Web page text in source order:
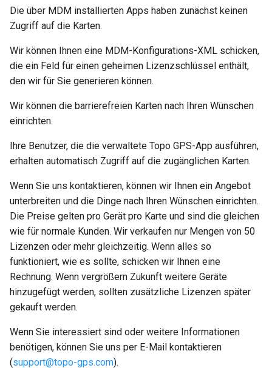
Die über MDM installierten Apps haben zunächst keinen
Zugriff auf die Karten.
Wir können Ihnen eine MDM-Konfigurations-XML schicken,
die ein Feld für einen geheimen Lizenzschlüssel enthält,
den wir für Sie generieren können.
Wir können die barrierefreien Karten nach Ihren Wünschen
einrichten.
Ihre Benutzer, die die verwaltete Topo GPS-App ausführen,
erhalten automatisch Zugriff auf die zugänglichen Karten.
Wenn Sie uns kontaktieren, können wir Ihnen ein Angebot
unterbreiten und die Dinge nach Ihren Wünschen einrichten.
Die Preise gelten pro Gerät pro Karte und sind die gleichen
wie für normale Kunden. Wir verkaufen nur Mengen von 50
Lizenzen oder mehr gleichzeitig. Wenn alles so
funktioniert, wie es sollte, schicken wir Ihnen eine
Rechnung. Wenn vergrößern Zukunft weitere Geräte
hinzugefügt werden, sollten zusätzliche Lizenzen später
gekauft werden.
Wenn Sie interessiert sind oder weitere Informationen
benötigen, können Sie uns per E-Mail kontaktieren
(support@topo-gps.com).